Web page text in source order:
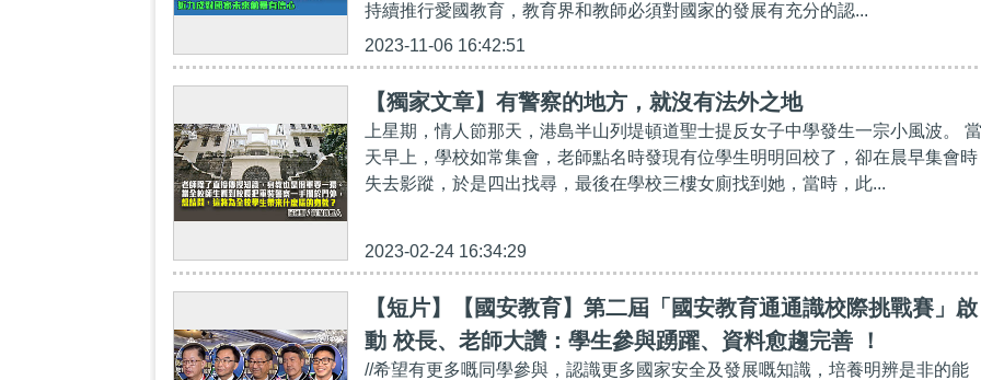
持續推行愛國教育，教育界和教師必須對國家的發展有充分的認...
2023-11-06 16:42:51
【獨家文章】有警察的地方，就沒有法外之地
上星期，情人節那天，港島半山列堤頓道聖士提反女子中學發生一宗小風波。 當
天早上，學校如常集會，老師點名時發現有位學生明明回校了，卻在晨早集會時
失去影蹤，於是四出找尋，最後在學校三樓女廁找到她，當時，此...
2023-02-24 16:34:29
【短片】【國安教育】第二屆「國安教育通通識校際挑戰賽」啟
動 校長、老師大讚：學生參與踴躍、資料愈趨完善 ！
//希望有更多嘅同學參與，認識更多國家安全及發展嘅知識，培養明辨是非的能